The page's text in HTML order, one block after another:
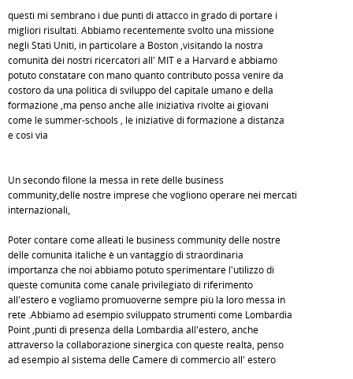
questi mi sembrano i due punti di attacco in grado di portare i
migliori risultati. Abbiamo recentemente svolto una missione
negli Stati Uniti, in particolare a Boston ,visitando la nostra
comunità dei nostri ricercatori all' MIT e a Harvard e abbiamo
potuto constatare con mano quanto contributo possa venire da
costoro da una politica di sviluppo del capitale umano e della
formazione ,ma penso anche alle iniziativa rivolte ai giovani
come le summer-schools , le iniziative di formazione a distanza
e cosi via
Un secondo filone la messa in rete delle business
community,delle nostre imprese che vogliono operare nei mercati
internazionali,
Poter contare come alleati le business community delle nostre
delle comunità italiche è un vantaggio di straordinaria
importanza che noi abbiamo potuto sperimentare l'utilizzo di
queste comunità come canale privilegiato di riferimento
all'estero e vogliamo promuoverne sempre più la loro messa in
rete .Abbiamo ad esempio sviluppato strumenti come Lombardia
Point ,punti di presenza della Lombardia all'estero, anche
attraverso la collaborazione sinergica con queste realtà, penso
ad esempio al sistema delle Camere di commercio all' estero